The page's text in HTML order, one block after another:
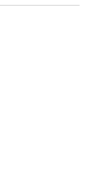
bilder
bort en